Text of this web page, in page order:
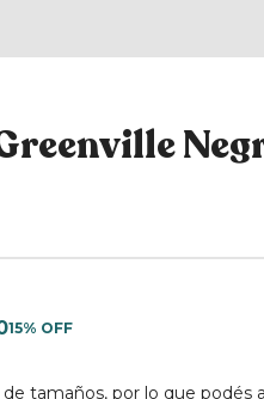
15% OFF
tamaños, por lo que podés